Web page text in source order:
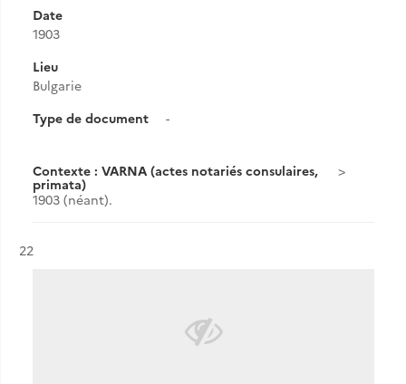
Date
1903
Lieu
Bulgarie
Type de document
-
Contexte : VARNA (actes notariés consulaires,
primata)
1903 (néant).
Résultat n°
22